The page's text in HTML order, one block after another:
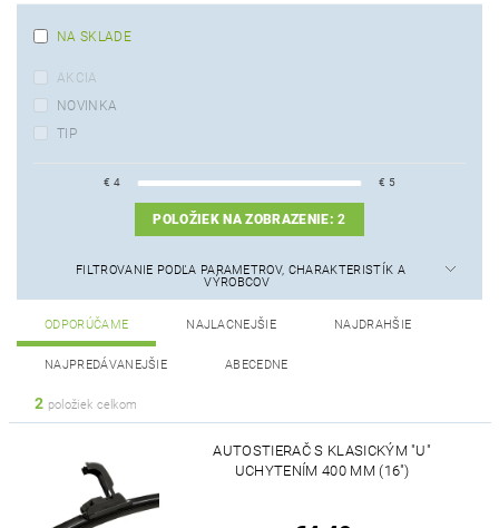
NA SKLADE
AKCIA
NOVINKA
TIP
€ 4 € 5
POLOŽIEK NA ZOBRAZENIE:2
FILTROVANIE PODĽA PARAMETROV, CHARAKTERISTÍK A
VÝROBCOV
ODPORÚČAME NAJLACNEJŠIE NAJDRAHŠIE
NAJPREDÁVANEJŠIE ABECEDNE
2 položiek celkom
AUTOSTIERAČ S KLASICKÝM "U"
UCHYTENÍM 400 MM (16")